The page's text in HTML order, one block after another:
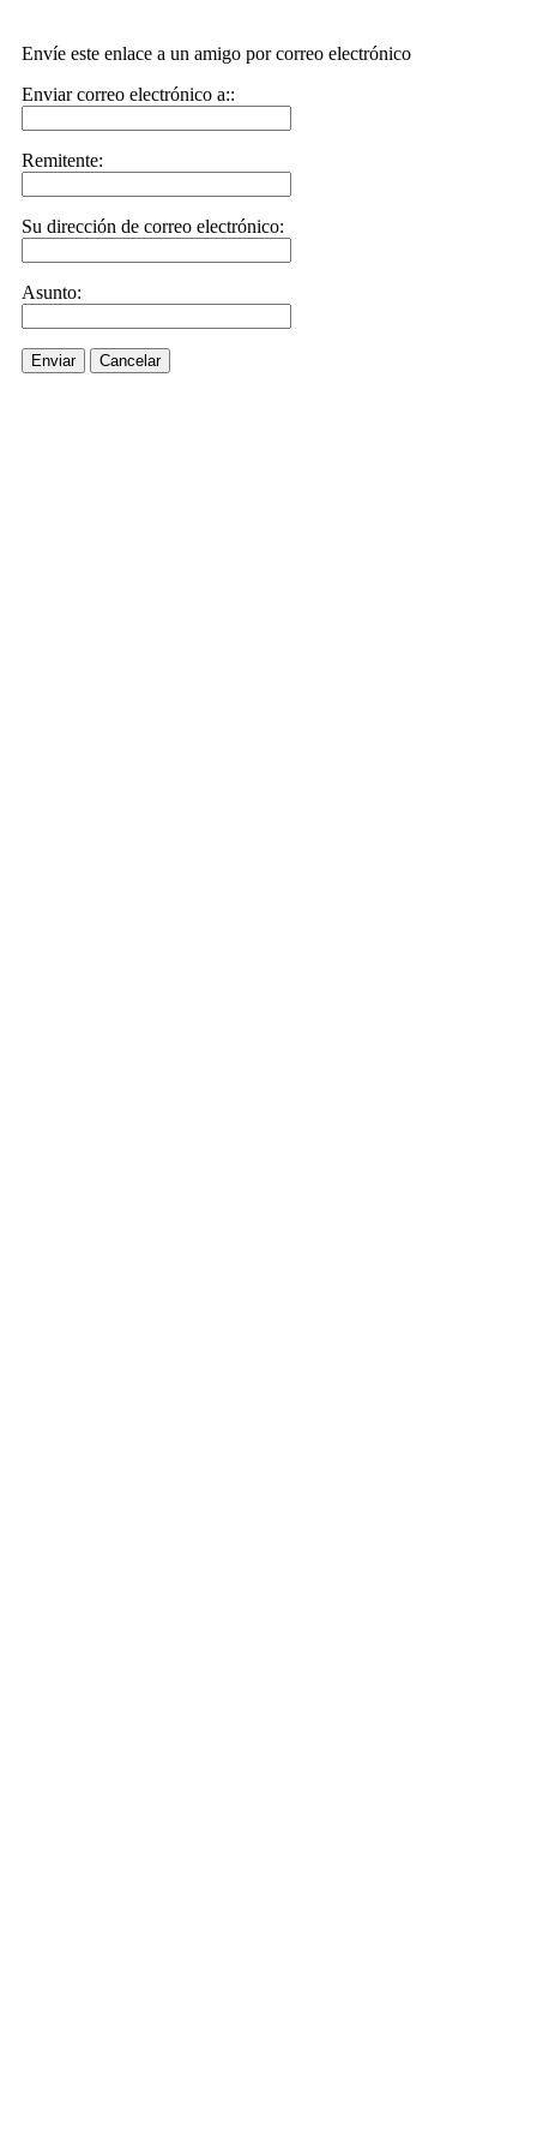
Envíe este enlace a un amigo por correo electrónico
Enviar correo electrónico a::
Remitente:
Su dirección de correo electrónico:
Asunto:
Enviar Cancelar